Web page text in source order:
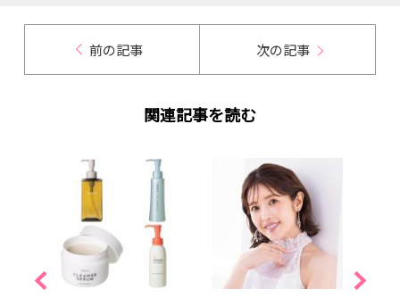
前の記事 次の記事
関連記事を読む